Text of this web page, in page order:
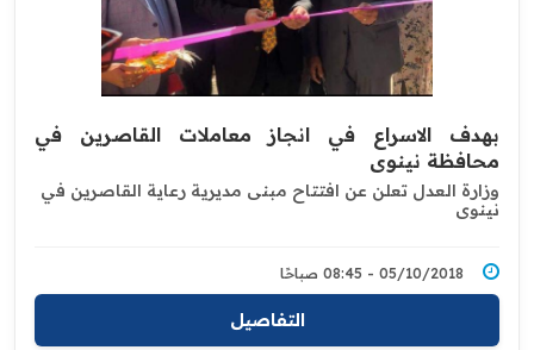
بهدف الاسراع في انجاز معاملات القاصرين في
محافظة نينوى
وزارة العدل تعلن عن افتتاح مبنى مديرية رعاية القاصرين في
نينوى
05/10/2018 - 08:45 صباحًا
التفاصيل